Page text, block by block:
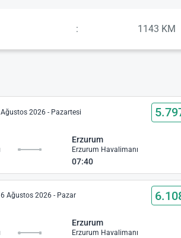
: 1143 KM
2026 - Pazartesi
Erzurum
Erzurum Havalimanı
07:40
Ağustos 2026 - Pazar
Erzurum
Erzurum Havalimanı